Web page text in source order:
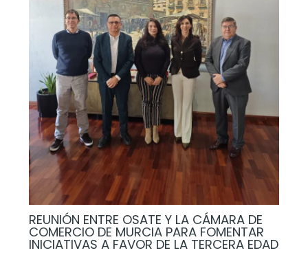
REUNIÓN ENTRE OSATE Y LA CÁMARA DE
COMERCIO DE MURCIA PARA FOMENTAR
INICIATIVAS A FAVOR DE LA TERCERA EDAD